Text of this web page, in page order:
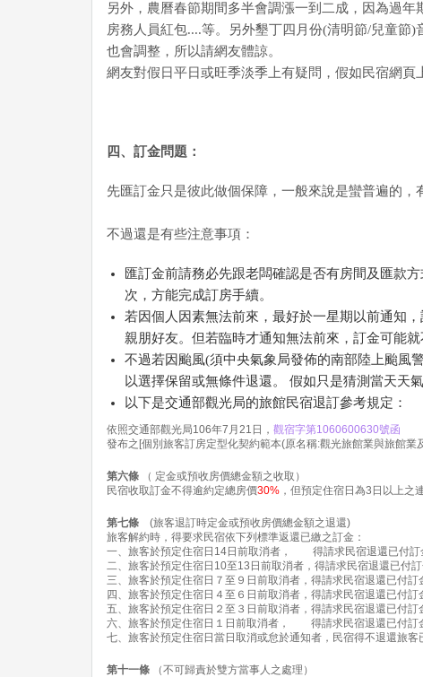
另外，農曆春節期間多半會調漲一到二成，因為過
房務人員紅包....等。另外墾丁四月份(清明節/兒童節
也會調整，所以請網友體諒。
網友對假日平日或旺季淡季上有疑問，假如民宿網頁
四、訂金問題：
先匯訂金只是彼此做個保障，一般來說是蠻普遍的，
不過還是有些注意事項：
匯訂金前請務必先跟老闆確認是否有房間及匯款
次，方能完成訂房手續。
若因個人因素無法前來，最好於一星期以前通知
親朋好友。但若臨時才通知無法前來，訂金可能
不過若因颱風(須中央氣象局發佈的南部陸上颱風
以選擇保留或無條件退還。 假如只是猜測當天天
以下是交通部觀光局的旅館民宿退訂參考規定：
依照交通部觀光局106年7月21日， 觀宿字第1060600630號函
發布之[個別旅客訂房定型化契約範本(原名稱:觀光旅館業與旅館業
第六條 （ 定金或預收房價總金額之收取）
民宿收取訂金不得逾約定總房價30% ，但預定住宿日為3日以上之
第七條 (旅客退訂時定金或預收房價總金額之退還)
旅客解約時，得要求民宿依下列標準返還已繳之訂金：
一、旅客於預定住宿日14日前取消者， 得請求民宿退還已付訂
二、旅客於預定住宿日10至13日前取消者，得請求民宿退還已付訂
三、旅客於預定住宿日７至９日前取消者，得請求民宿退還已付訂
四、旅客於預定住宿日４至６日前取消者，得請求民宿退還已付訂
五、旅客於預定住宿日２至３日前取消者，得請求民宿退還已付訂
六、旅客於預定住宿日１日前取消者， 得請求民宿退還已付訂
七、旅客於預定住宿日當日取消或怠於通知者，民宿得不退還旅客
第十一條 （不可歸責於雙方當事人之處理）